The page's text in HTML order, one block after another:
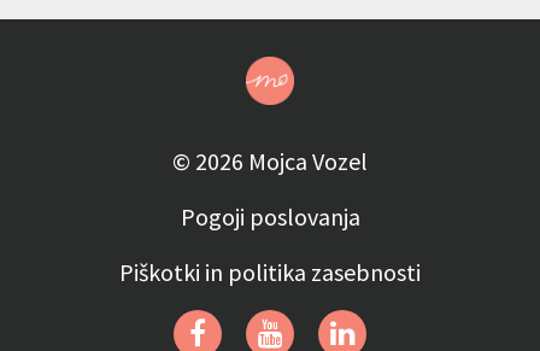
© 2026 Mojca Vozel
Pogoji poslovanja
Piškotki in politika zasebnosti